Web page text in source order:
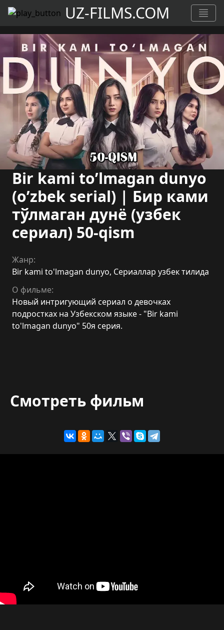
UZ-FILMS.COM
Bir kami to’lmagan dunyo
(o’zbek serial) | Бир ками
тўлмаган дунё (узбек
сериал) 50-qism
Жанр:
Bir kami to'lmagan dunyo, Сериаллар узбек тилида
О фильме:
Новый интригующий сериал о девочках
подростках на Узбекском языке - "Bir kami
to'lmagan dunyo" 50я серия.
Смотреть фильм